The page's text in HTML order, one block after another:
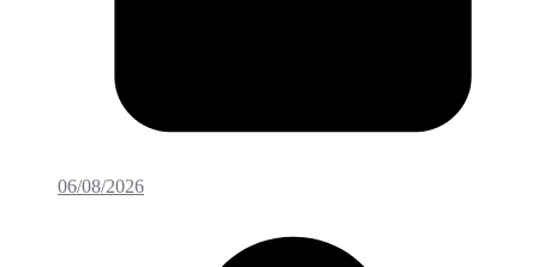
06/08/2026